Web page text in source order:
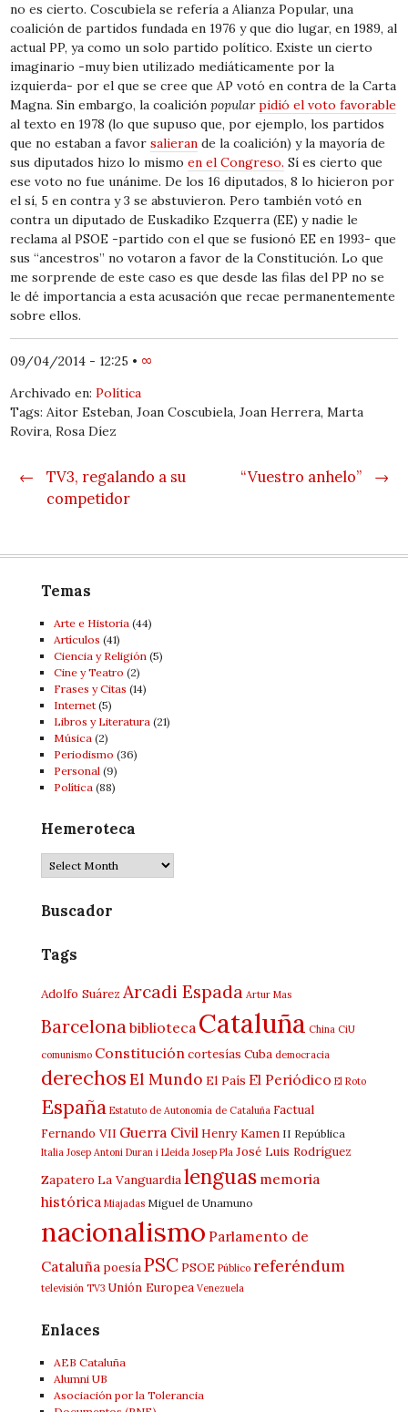
no es cierto. Coscubiela se refería a Alianza Popular, una
coalición de partidos fundada en 1976 y que dio lugar, en 1989, al
actual PP, ya como un solo partido político. Existe un cierto
imaginario -muy bien utilizado mediáticamente por la
izquierda- por el que se cree que AP votó en contra de la Carta
Magna. Sin embargo, la coaliciónpopular pidió el voto favorable
al texto en 1978 (lo que supuso que, por ejemplo, los partidos
que no estaban a favorsalieran de la coalición) y la mayoría de
sus diputados hizo lo mismoen el Congreso. Sí es cierto que
ese voto no fue unánime. De los 16 diputados, 8 lo hicieron por
el sí, 5 en contra y 3 se abstuvieron. Pero también votó en
contra un diputado de Euskadiko Ezquerra (EE) y nadie le
reclama al PSOE -partido con el que se fusionó EE en 1993- que
sus “ancestros” no votaron a favor de la Constitución. Lo que
me sorprende de este caso es que desde las filas del PP no se
le dé importancia a esta acusación que recae permanentemente
sobre ellos.
09/04/2014 - 12:25 • ∞
Archivado en:Política
Tags: Aitor Esteban, Joan Coscubiela, Joan Herrera, Marta
Rovira, Rosa Díez
Post navigation
←
TV3, regalando a su
competidor
→
“Vuestro anhelo”
Temas
Arte e Historia(44)
Artí­culos (41)
Ciencia y Religión(5)
Cine y Teatro (2)
Frases y Citas (14)
Internet(5)
Libros y Literatura(21)
Música(2)
Periodismo (36)
Personal(9)
Política(88)
Hemeroteca
Hemeroteca
Buscador
Tags
Adolfo Suárez Arcadi Espada Artur Mas
Barcelonabiblioteca Cataluña China CiU
comunismo Constitución cortesías Cuba democracia
derechosEl Mundo El País El Periódico El Roto
España Estatuto de Autonomía de Cataluña Factual
Fernando VII Guerra Civil Henry Kamen II República
Italia Josep Antoni Duran i Lleida Josep Pla José Luis Rodríguez
Zapatero La Vanguardialenguas memoria
histórica MiajadasMiguel de Unamuno
nacionalismo Parlamento de
Cataluña poesíaPSCPSOE Público referéndum
televisión TV3 Unión Europea Venezuela
Enlaces
AEB Cataluña
Alumni UB
Asociación por la Tolerancia